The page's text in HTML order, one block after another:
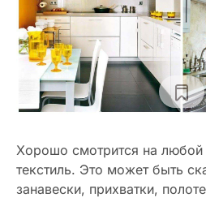
Хорошо смотрится на
текстиль. Это может быть
занавески, прихватки,